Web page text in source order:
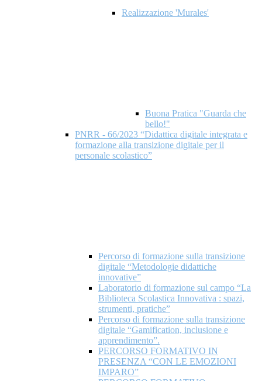
Realizzazione 'Murales'
Buona Pratica "Guarda che
bello!"
PNRR - 66/2023 “Didattica digitale integrata e
formazione alla transizione digitale per il
personale scolastico”
Percorso di formazione sulla transizione
digitale “Metodologie didattiche
innovative”
Laboratorio di formazione sul campo “La
Biblioteca Scolastica Innovativa : spazi,
strumenti, pratiche”
Percorso di formazione sulla transizione
digitale “Gamification, inclusione e
apprendimento”.
PERCORSO FORMATIVO IN
PRESENZA “CON LE EMOZIONI
IMPARO”